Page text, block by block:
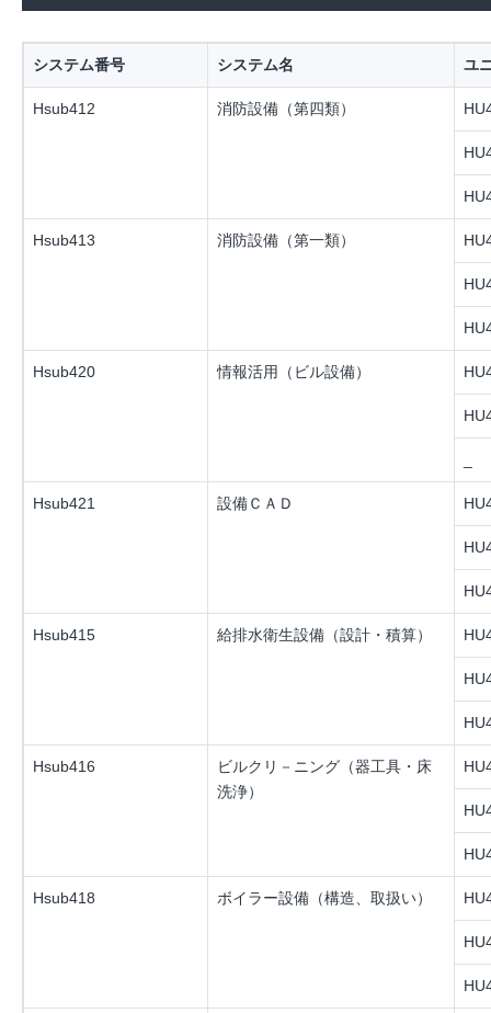
システム番号 システム名 ユ
Hsub412 消防設備（第四類）
Hsub413 消防設備（第一類）
Hsub420 情報活用（ビル設備）
Hsub421 設備ＣＡＤ
Hsub415 給排水衛生設備（設計・積算）
Hsub416
ビルクリ－ニング（器工具・床
洗浄）
Hsub418 ボイラー設備（構造、取扱い）